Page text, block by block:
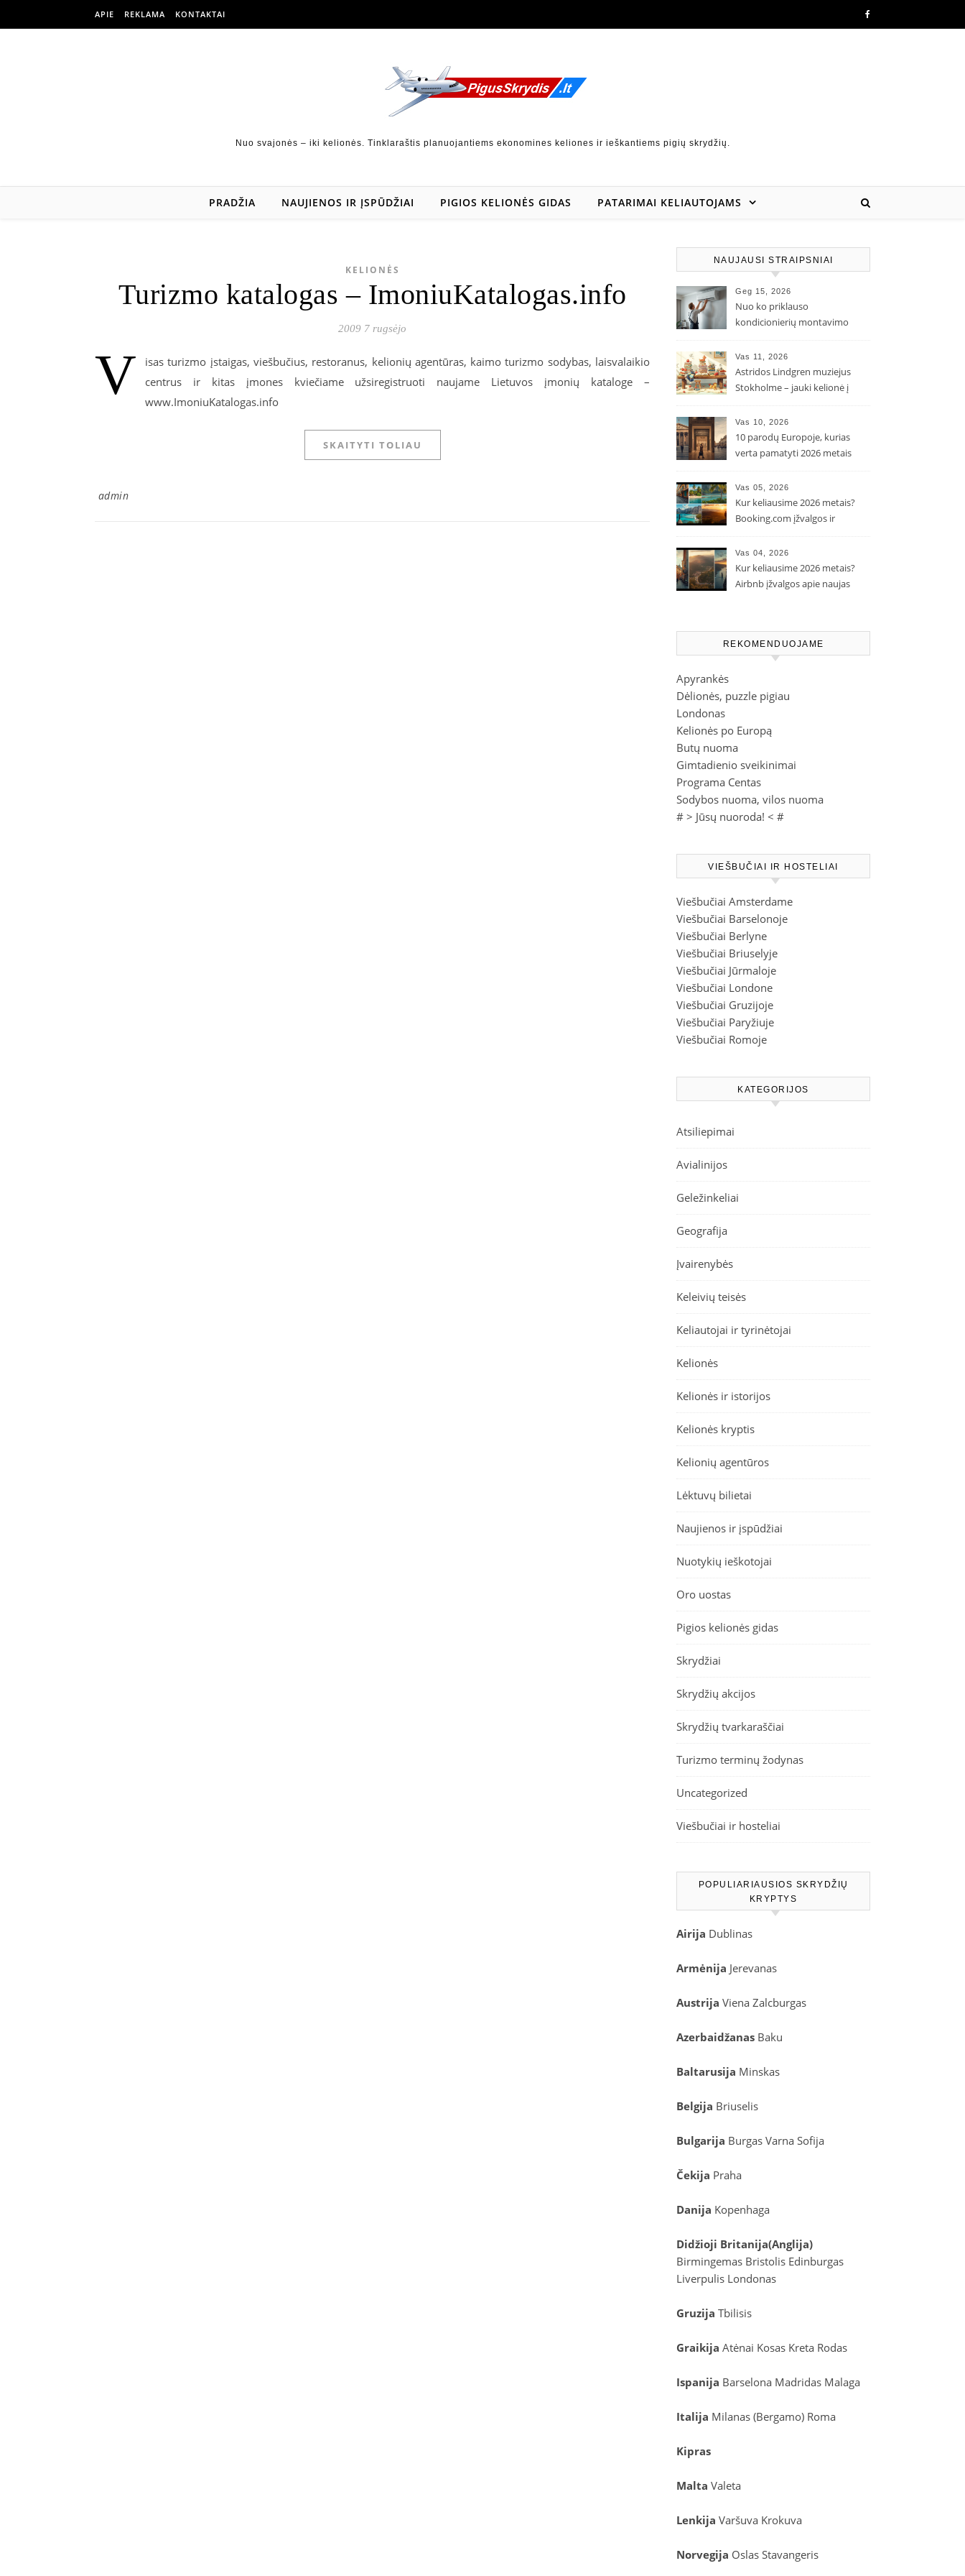
APIE REKLAMA KONTAKTAI
Nuo svajonės – iki kelionės. Tinklaraštis planuojantiems ekonomines keliones ir ieškantiems pigių skrydžių.
PRADŽIA NAUJIENOS IR ĮSPŪDŽIAI PIGIOS KELIONĖS GIDAS PATARIMAI KELIAUTOJAMS
KELIONĖS
Turizmo katalogas – ImoniuKatalogas.info
2009 7 rugsėjo
V
isas turizmo įstaigas, viešbučius, restoranus, kelionių agentūras, kaimo turizmo sodybas, laisvalaikio
centrus ir kitas įmones kviečiame užsiregistruoti naujame Lietuvos įmonių kataloge –
www.ImoniuKatalogas.info
SKAITYTI TOLIAU
admin
NAUJAUSI STRAIPSNIAI
Geg 15, 2026
Nuo ko priklauso
kondicionierių montavimo
Vas 11, 2026
Astridos Lindgren muziejus
Stokholme – jauki kelionė į
Vas 10, 2026
10 parodų Europoje, kurias
verta pamatyti 2026 metais
Vas 05, 2026
Kur keliausime 2026 metais?
Booking.com įžvalgos ir
Vas 04, 2026
Kur keliausime 2026 metais?
Airbnb įžvalgos apie naujas
REKOMENDUOJAME
Apyrankės
Dėlionės, puzzle pigiau
Londonas
Kelionės po Europą
Butų nuoma
Gimtadienio sveikinimai
Programa Centas
Sodybos nuoma, vilos nuoma
# > Jūsų nuoroda! < #
VIEŠBUČIAI IR HOSTELIAI
Viešbučiai Amsterdame
Viešbučiai Barselonoje
Viešbučiai Berlyne
Viešbučiai Briuselyje
Viešbučiai Jūrmaloje
Viešbučiai Londone
Viešbučiai Gruzijoje
Viešbučiai Paryžiuje
Viešbučiai Romoje
KATEGORIJOS
Atsiliepimai
Avialinijos
Geležinkeliai
Geografija
Įvairenybės
Keleivių teisės
Keliautojai ir tyrinėtojai
Kelionės
Kelionės ir istorijos
Kelionės kryptis
Kelionių agentūros
Lėktuvų bilietai
Naujienos ir įspūdžiai
Nuotykių ieškotojai
Oro uostas
Pigios kelionės gidas
Skrydžiai
Skrydžių akcijos
Skrydžių tvarkaraščiai
Turizmo terminų žodynas
Uncategorized
Viešbučiai ir hosteliai
POPULIARIAUSIOS SKRYDŽIŲ
KRYPTYS
Airija Dublinas
Armėnija Jerevanas
Austrija Viena Zalcburgas
Azerbaidžanas Baku
Baltarusija Minskas
Belgija Briuselis
Bulgarija Burgas Varna Sofija
Čekija Praha
Danija Kopenhaga
Didžioji Britanija(Anglija)
Birmingemas Bristolis Edinburgas
Liverpulis Londonas
Gruzija Tbilisis
Graikija Atėnai Kosas Kreta Rodas
Ispanija Barselona Madridas Malaga
Italija Milanas (Bergamo) Roma
Kipras
Malta Valeta
Lenkija Varšuva Krokuva
Norvegija Oslas Stavangeris